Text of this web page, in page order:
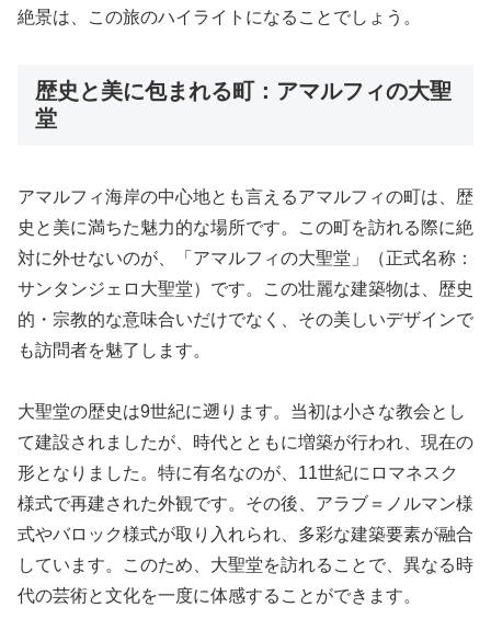
絶景は、この旅のハイライトになることでしょう。
歴史と美に包まれる町：アマルフィの大聖
堂
アマルフィ海岸の中心地とも言えるアマルフィの町は、歴
史と美に満ちた魅力的な場所です。この町を訪れる際に絶
対に外せないのが、「アマルフィの大聖堂」（正式名称：
サンタンジェロ大聖堂）です。この壮麗な建築物は、歴史
的・宗教的な意味合いだけでなく、その美しいデザインで
も訪問者を魅了します。
大聖堂の歴史は9世紀に遡ります。当初は小さな教会とし
て建設されましたが、時代とともに増築が行われ、現在の
形となりました。特に有名なのが、11世紀にロマネスク
様式で再建された外観です。その後、アラブ＝ノルマン様
式やバロック様式が取り入れられ、多彩な建築要素が融合
しています。このため、大聖堂を訪れることで、異なる時
代の芸術と文化を一度に体感することができます。